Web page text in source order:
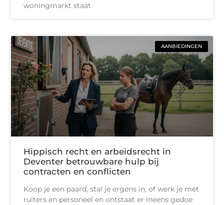
woningmarkt staat
AANBIEDINGEN
Hippisch recht en arbeidsrecht in
Deventer betrouwbare hulp bij
contracten en conflicten
Koop je een paard, stal je ergens in, of werk je met
ruiters en personeel en ontstaat er ineens gedoe